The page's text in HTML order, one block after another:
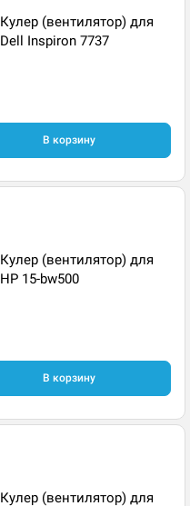
Кулер (вентилятор) для
Dell Inspiron 7737
В корзину
Кулер (вентилятор) для
HP 15-bw500
В корзину
Кулер (вентилятор) для